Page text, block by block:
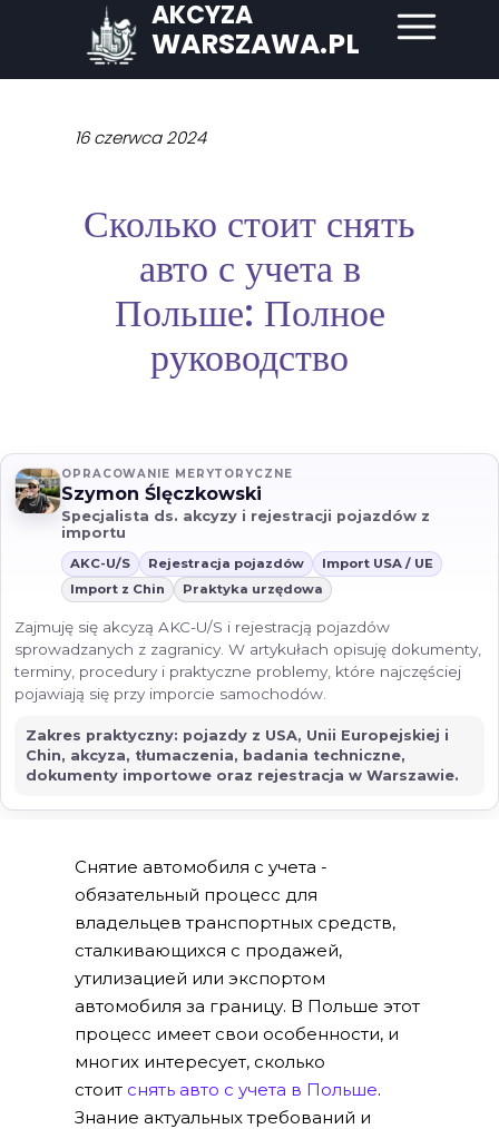
AKCYZA
WARSZAWA.PL
16 czerwca 2024
Сколько стоит снять
авто с учета в
Польше: Полное
руководство
Снятие автомобиля с учета -
обязательный процесс для
владельцев транспортных средств,
сталкивающихся с продажей,
утилизацией или экспортом
автомобиля за границу. В Польше этот
процесс имеет свои особенности, и
многих интересует, сколько
стоит снять авто с учета в Польше.
Знание актуальных требований и
OPRACOWANIE MERYTORYCZNE
Szymon Ślęczkowski
Specjalista ds. akcyzy i rejestracji pojazdów z
importu
AKC-U/S Rejestracja pojazdów
Import USA / UE
Import z Chin
Praktyka urzędowa
Zajmuję się akcyzą AKC-U/S i rejestracją pojazdów
sprowadzanych z zagranicy. W artykułach opisuję dokumenty,
terminy, procedury i praktyczne problemy, które najczęściej
pojawiają się przy imporcie samochodów.
Zakres praktyczny: pojazdy z USA, Unii Europejskiej i
Chin, akcyza, tłumaczenia, badania techniczne,
dokumenty importowe oraz rejestracja w Warszawie.